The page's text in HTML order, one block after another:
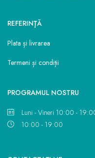
REFERINŢĂ
Plata și livrarea
Termeni și condiții
PROGRAMUL NOSTRU
Luni - Vineri 10:00 -
10:00 - 19:00